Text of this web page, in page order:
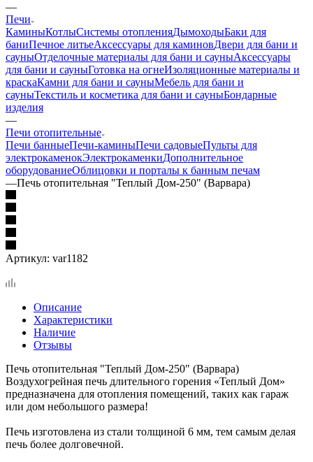
—
Печи
КаминыКотлыСистемы отопленияДымоходыБаки для
баниПечное литьеАксессуары для каминовДвери для бани и
сауныОтделочные материалы для бани и сауныАксессуары
для бани и сауныГотовка на огнеИзоляционные материалы и
краскаКамни для бани и сауныМебель для бани и
сауныТекстиль и косметика для бани и сауныБондарные
изделия
—
Печи отопительные
Печи банныеПечи-каминыПечи садовыеПульты для
электрокаменокЭлектрокаменкиДополнительное
оборудованиеОблицовки и порталы к банным печам
—Печь отопительная "Теплый Дом-250" (Варвара)
Артикул: var1182
Описание
Характеристики
Наличие
Отзывы
Печь отопительная "Теплый Дом-250" (Варвара)
Воздухогрейная печь длительного горения «Теплый Дом»
предназначена для отопления помещений, таких как гараж
или дом небольшого размера!
Печь изготовлена из стали толщиной 6 мм, тем самым делая
печь более долговечной.